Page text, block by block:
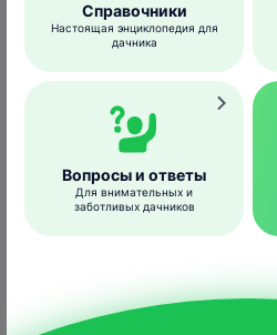
Яйца соловья
Roger Culos
/wikimedia.org
Гнездятся соловьи
после распускания
кустарниках.
стеблей трав) птицы
Справочники
Настоящая энциклопедия для
дачника
Вопросы и ответы
Для внимательных и
заботливых дачников